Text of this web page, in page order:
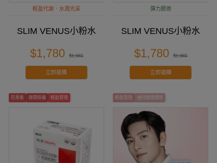
輕盈代謝．水潤光采
SLIM VENUS小粉水
$1,780 $1,980
立即搶購
彈力膠原
SLIM VENUS小粉水
$1,780 $1,980
立即搶購
花青素 夜間保養 輕盈管理 輕盈管理 維持健康體態